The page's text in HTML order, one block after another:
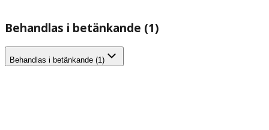
Behandlas i betänkande (1)
Behandlas i betänkande (1)